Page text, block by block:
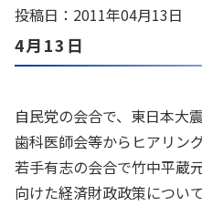
投稿日：2011年04月13日
4月13日
自民党の会合で、東日本大
歯科医師会等からヒアリン
若手有志の会合で竹中平蔵
向けた経済財政政策につい